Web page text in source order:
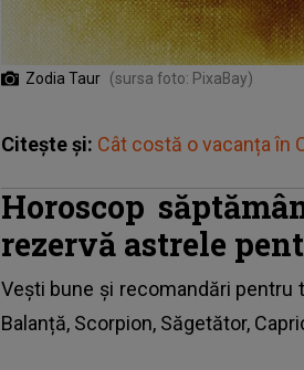
Zodia Taur (sursa foto: PixaBay)
Citește și: Cât costă o vacanța în
Horoscop
rezervă astrele
Vești bune și recomandări pentru
Balanță, Scorpion, Săgetător,